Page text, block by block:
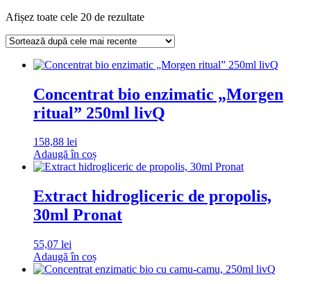
Afișez toate cele 20 de rezultateSortat
recente
Concentrat bio enzimatic „Morgen
ritual” 250ml livQ
158,88 lei
Adaugă în coș
Extract hidrogliceric de propolis,
30ml Pronat
55,07 lei
Adaugă în coș